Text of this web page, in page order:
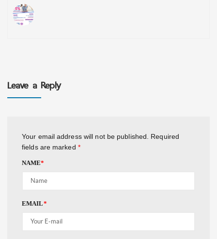
Leave a Reply
Your email address will not be published.
Required
fields are marked *
NAME*
EMAIL*